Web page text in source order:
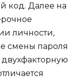
код. Далее на
личности,
смены пароля